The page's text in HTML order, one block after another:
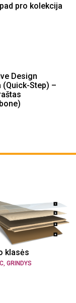
pro kolekcija
Design
(Quick-Step) –
klasės
, GRINDYS